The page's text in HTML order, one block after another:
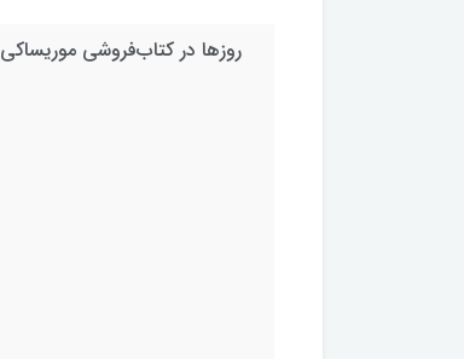
روزها در کتاب‌فروشی موریساکی